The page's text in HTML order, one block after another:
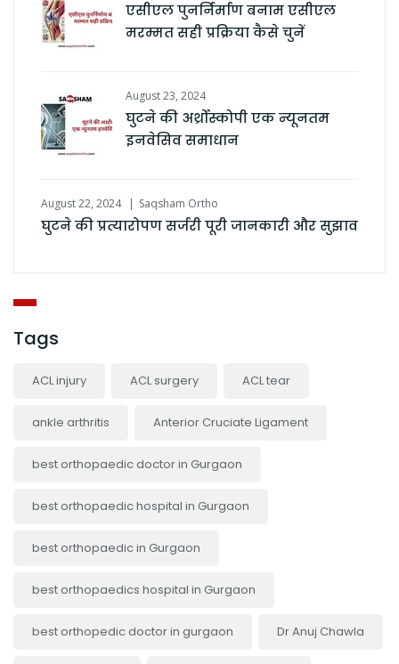
एसीएल पुनर्निर्माण बनाम एसीएल
मरम्मत सही प्रक्रिया कैसे चुनें
August 23, 2024
घुटने की अर्थ्रोस्कोपी एक न्यूनतम
इनवेसिव समाधान
August 22, 2024 Saqsham Ortho
घुटने की प्रत्यारोपण सर्जरी पूरी जानकारी और सुझाव
Tags
ACL injury ACL surgery ACL tear
ankle arthritis Anterior Cruciate Ligament
best orthopaedic doctor in Gurgaon
best orthopaedic hospital in Gurgaon
best orthopaedic in Gurgaon
best orthopaedics hospital in Gurgaon
best orthopedic doctor in gurgaon Dr Anuj Chawla